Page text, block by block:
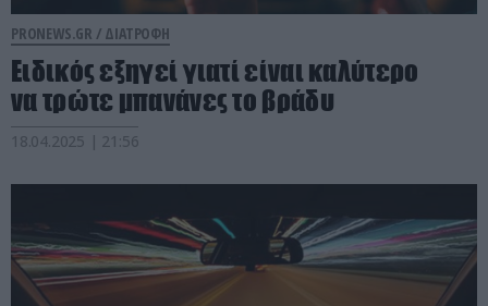
PRONEWS.GR / ΔΙΑΤΡΟΦΗ
Ειδικός εξηγεί γιατί είναι καλύτερο
να τρώτε μπανάνες το βράδυ
18.04.2025 | 21:56